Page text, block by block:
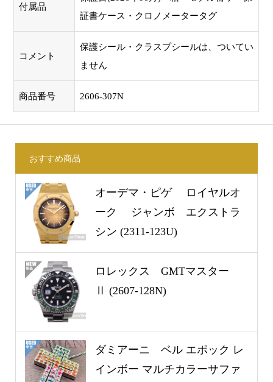
付属品
証書ケース・クロノメータータグ
コメント
保護シール・クラスプシールは、ついてい
ません
商品番号 2606-307N
おすすめ商品
オーデマ・ピゲ ロイヤルオ
ーク ジャンボ エクストラ
シン (2311-123U)
ロレックス GMTマスター
Ⅱ (2607-128N)
ダミアーニ ベル エポック レ
インボー マルチカラーサファ